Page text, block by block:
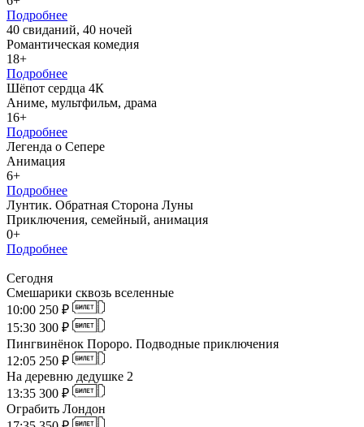
Подробнее
40 свиданий, 40 ночей
Романтическая комедия
18+
Подробнее
Шёпот сердца 4К
Аниме, мультфильм, драма
16+
Подробнее
Легенда о Сепере
Анимация
6+
Подробнее
Лунтик. Обратная Сторона Луны
Приключения, семейный, анимация
0+
Подробнее
Сегодня
Смешарики сквозь вселенные
10:00 250 ₽
15:30 300 ₽
Пингвинёнок Пороро. Подводные приключения
12:05 250 ₽
На деревню дедушке 2
13:35 300 ₽
Ограбить Лондон